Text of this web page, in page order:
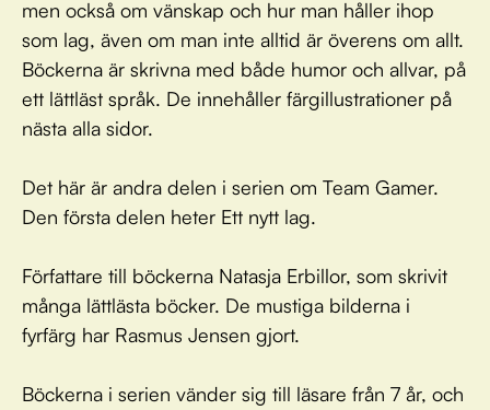
men också om vänskap och hur man håller ihop
som lag, även om man inte alltid är överens om allt.
Böckerna är skrivna med både humor och allvar, på
ett lättläst språk. De innehåller färgillustrationer på
nästa alla sidor.
Det här är andra delen i serien om Team Gamer.
Den första delen heter Ett nytt lag.
Författare till böckerna Natasja Erbillor, som skrivit
många lättlästa böcker. De mustiga bilderna i
fyrfärg har Rasmus Jensen gjort.
Böckerna i serien vänder sig till läsare från 7 år, och